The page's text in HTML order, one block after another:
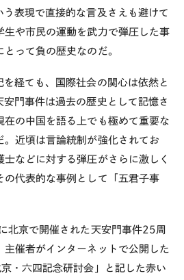
う表現で直接的な言及さえも避けて
生や市民の運動を武力で弾圧した事
って負の歴史なのだ。
経ても、国際社会の関心は依然と
安門事件は過去の歴史として記憶さ
在の中国を語る上でも極めて重要な
。近頃は言論統制が強化されてお
士などに対する弾圧がさらに激しく
の代表的な事例として「五君子事
北京で開催された天安門事件25周
催者がインターネットで公開した
・六四記念研討会」と記した赤い